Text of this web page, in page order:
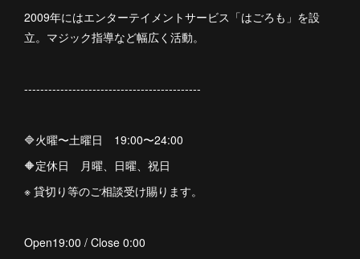
2009年にはエンターテイメントサービス「はごろも」を設
立。マジック指導など幅広く活動。
--------------------------------------------
🔷火曜〜土曜日 19:00〜24:00
🔶定休日 月曜、日曜、祝日
※ 貸切り等のご相談受け賜ります。
Open19:00 / Close 0:00